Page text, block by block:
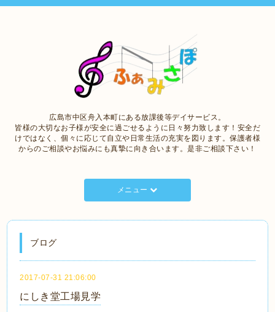
広島市中区舟入本町にある放課後等デイサービス。
皆様の大切なお子様が安全に過ごせるように日々努力致します！安全だ
けではなく、個々に応じて自立や日常生活の充実を図ります。保護者様
からのご相談やお悩みにも真摯に向き合います。是非ご相談下さい！
メニュー
ブログ
2017-07-31 21:06:00
にしき堂工場見学